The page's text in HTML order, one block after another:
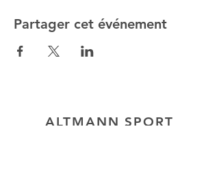
Partager cet événement
ALTMANN SPORT